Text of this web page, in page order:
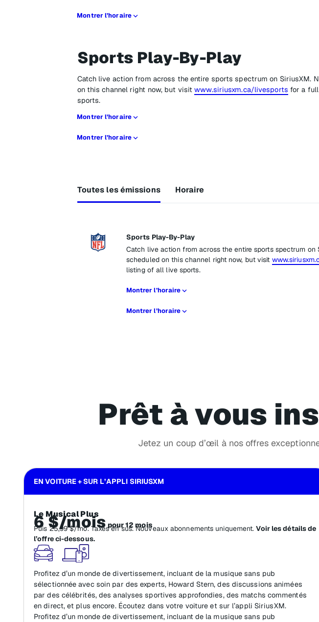
Montrer l’horaire
Sports Play-By-Play
Catch live action from across the entire sports spectrum on SiriusXM.
on this channel right now, but visitwww.siriusxm.ca/livesports for a
sports.
Montrer l’horaire
Montrer l’horaire
Toutes les émissions Horaire
Sports Play-By-Play
Catch live action from across the entire sports spectrum on
scheduled on this channel right now, but visit
listing of all live sports.
Montrer l’horaire
Montrer l’horaire
Prêt à vous
Jetez un coup d’œil à nos offres
EN VOITURE + SUR L’APPLI SIRIUSXM
Le Musical Plus
6 $/moispour 12 mois
Puis 25,99 $/mo. Taxes en sus. Nouveaux abonnements uniquement.Voir les détails de
l’offre ci-dessous.
Profitez d’un monde de divertissement, incluant de la musique sans pub
sélectionnée avec soin par des experts, Howard Stern, des discussions animées
par des célébrités, des analyses sportives approfondies, des matchs commentés
en direct, et plus encore. Écoutez dans votre voiture et sur l’appli SiriusXM.
Profitez d’un monde de divertissement, incluant de la musique sans pub